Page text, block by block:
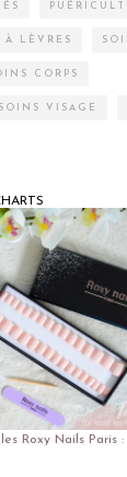
À LÈVRES
CORPS
SOINS VISAGE
Roxy Nails Paris :